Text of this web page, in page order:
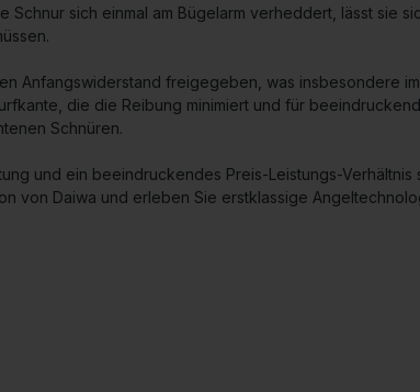
sich einmal am Bügelarm verheddert, lässt sie
Anfangswiderstand freigegeben, was insbesondere
die die Reibung minimiert und für
Schnüren.
und ein beeindruckendes Preis-Leistungs-
von Daiwa und erleben Sie erstklassige